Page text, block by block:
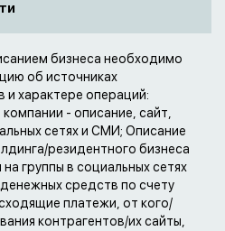
бизнеса необходимо
об источниках
характере операций:
- описание, сайт,
сетях и СМИ; Описание
резидентного бизнеса
группы в социальных сетях
средств по счету
платежи, от кого/
контрагентов/их сайты,